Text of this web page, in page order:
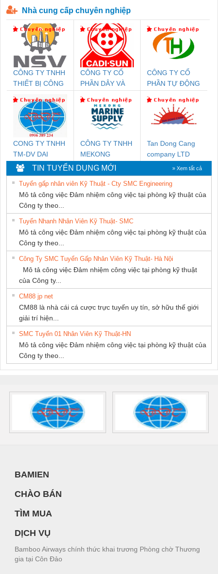
Nhà cung cấp chuyên nghiệp
CÔNG TY TNHH
THIẾT BỊ CÔNG
SETSUBI VIỆT
NAM
CÔNG TY CỔ
PHẦN DÂY VÀ
THƯỢNG ĐÌNH
CÔNG TY CỔ
PHẦN TỰ ĐỘNG
CONG TY TNHH
TM-DV DAI
DONG THANH
CÔNG TY TNHH
MEKONG
MARINE
SUPPLY
Tan Dong Cang
company LTD
TIN TUYỂN DỤNG MỚI » Xem tất cả
Tuyển gấp nhân viên Kỹ Thuật - Cty SMC Engineering
Mô tả công việc Đảm nhiệm công việc tại phòng kỹ thuật của
Công ty theo...
Tuyển Nhanh Nhân Viên Kỹ Thuật- SMC
Mô tả công việc Đảm nhiệm công việc tại phòng kỹ thuật của
Công ty theo...
Công Ty SMC Tuyển Gấp Nhân Viên Kỹ Thuật- Hà Nội
Mô tả công việc Đảm nhiệm công việc tại phòng kỹ thuật
của Công ty...
CM88 jp net
CM88 là nhà cái cá cược trực tuyến uy tín, sở hữu thế giới
giải trí hiện...
SMC Tuyển 01 Nhân Viên Kỹ Thuật-HN
Mô tả công việc Đảm nhiệm công việc tại phòng kỹ thuật của
Công ty theo...
BAMIEN
CHÀO BÁN
TÌM MUA
DỊCH VỤ
Bamboo Airways chính thức khai trương Phòng chờ Thương
gia tại Côn Đảo